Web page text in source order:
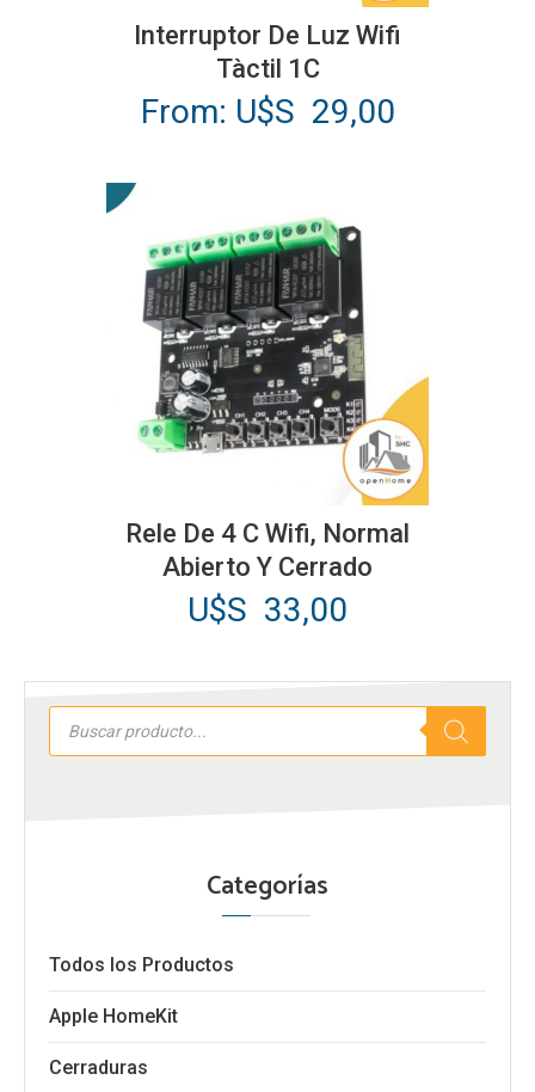
Búsqueda
productos
Categorías
Todos los Productos
Apple HomeKit
Cerraduras
producto
tiene
variantes.
se
pueden
elegir
en
página
de
producto
Interruptor De Luz Wifi
Tàctil 1C
From: U$S 29,00
Rele De 4 C Wifi, Normal
Abierto Y Cerrado
U$S 33,00